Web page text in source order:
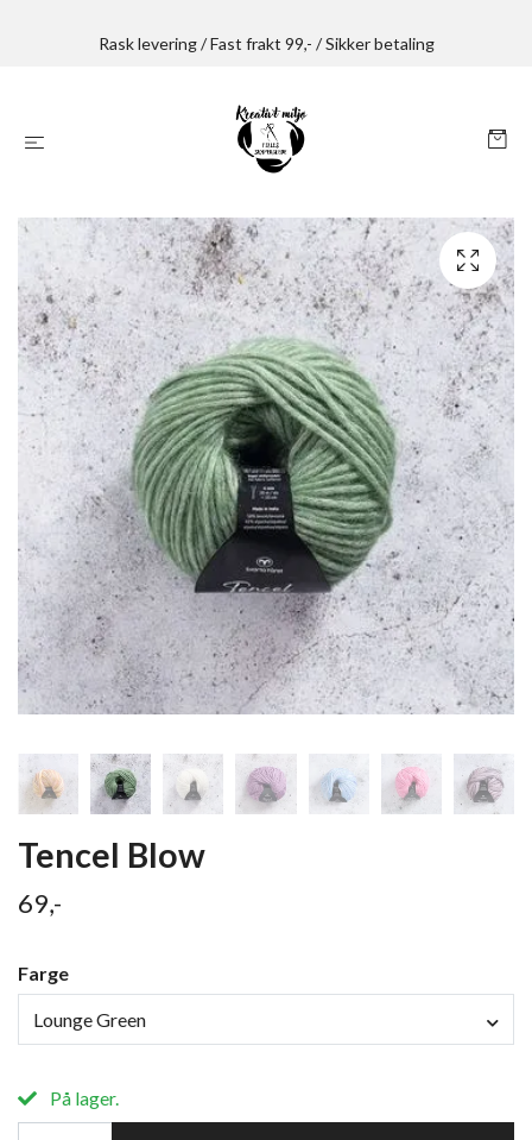
Rask levering / Fast frakt 99,- / Sikker betaling
Tencel Blow
69,-
Farge
Lounge Green
På lager.